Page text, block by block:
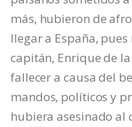
más, hubieron de
llegar a España,
capitán, Enrique de
fallecer a causa del
mandos, políticos y
hubiera asesinado al